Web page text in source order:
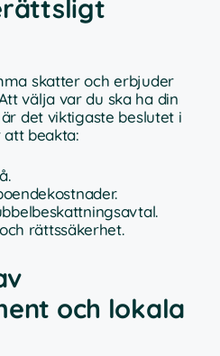
skatter och erbjuder
välja var du ska ha din
det viktigaste beslutet i
att beakta:
rättssäkerhet.
och lokala